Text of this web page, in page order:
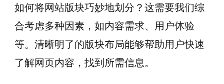
如何将网站版块巧妙地划分？这需要我们综
合考虑多种因素，如内容需求、用户体验
等。清晰明了的版块布局能够帮助用户快速
了解网页内容，找到所需信息。